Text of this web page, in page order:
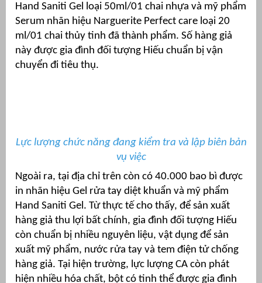
Hand Saniti Gel loại 50ml/01 chai nhựa và mỹ phẩm
Serum nhãn hiệu Narguerite Perfect care loại 20
ml/01 chai thủy tinh đã thành phẩm. Số hàng giả
này được gia đình đối tượng Hiếu chuẩn bị vận
chuyển đi tiêu thụ.
Lực lượng chức năng đang kiểm tra và lập biên bản
vụ việc
Ngoài ra, tại địa chỉ trên còn có 40.000 bao bì được
in nhãn hiệu Gel rửa tay diệt khuẩn và mỹ phẩm
Hand Saniti Gel. Từ thực tế cho thấy, để sản xuất
hàng giả thu lợi bất chính, gia đình đối tượng Hiếu
còn chuẩn bị nhiều nguyên liệu, vật dụng để sản
xuất mỹ phẩm, nước rửa tay và tem điện tử chống
hàng giả. Tại hiện trường, lực lượng CA còn phát
hiện nhiều hóa chất, bột có tinh thể được gia đình